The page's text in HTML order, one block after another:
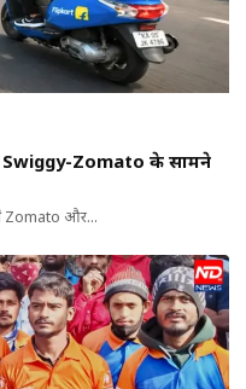
Swiggy-Zomato के सामने
से Zomato और...